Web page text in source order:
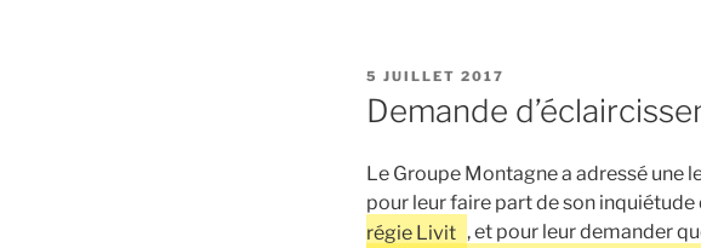
PUBLIÉ
LE
5 JUILLET 2017
Demande
Le Groupe Montagne a adressé une
pour leur faire part de son inquiétude
régie Livit , et pour leur demander